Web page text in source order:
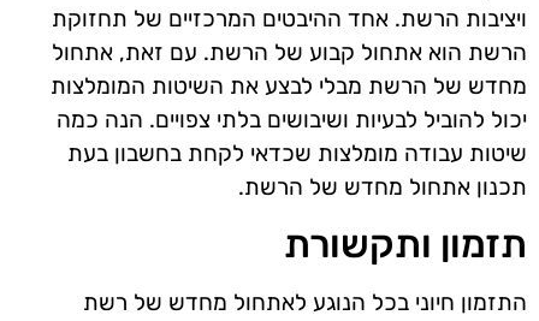
ויציבות הרשת. אחד ההיבטים המרכזיים של תחזוקת
הרשת הוא אתחול קבוע של הרשת. עם זאת, אתחול
מחדש של הרשת מבלי לבצע את השיטות המומלצות
יכול להוביל לבעיות ושיבושים בלתי צפויים. הנה כמה
שיטות עבודה מומלצות שכדאי לקחת בחשבון בעת
תכנון אתחול מחדש של הרשת.
תזמון ותקשורת
התזמון חיוני בכל הנוגע לאתחול מחדש של רשת